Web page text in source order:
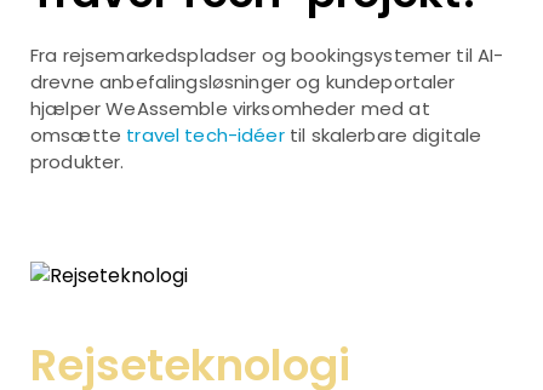
Fra rejsemarkedspladser og bookingsystemer til AI-
drevne anbefalingsløsninger og kundeportaler
hjælper WeAssemble virksomheder med at
omsætte travel tech-idéertil skalerbare digitale
produkter.
Rejseteknologi